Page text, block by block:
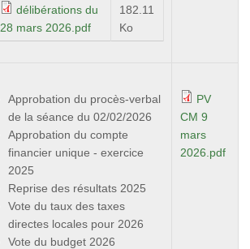
délibérations du
28 mars 2026.pdf
182.11
Ko
Approbation du procès-verbal
de la séance du 02/02/2026
Approbation du compte
financier unique - exercice
2025
Reprise des résultats 2025
Vote du taux des taxes
directes locales pour 2026
Vote du budget 2026
PV
CM 9
mars
2026.pdf